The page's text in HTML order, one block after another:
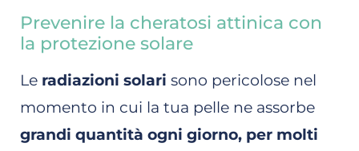
Prevenire la cheratosi attinica con
la protezione solare
Le radiazioni solari sono pericolose nel
momento in cui la tua pelle ne assorbe
grandi quantità ogni giorno, per molti